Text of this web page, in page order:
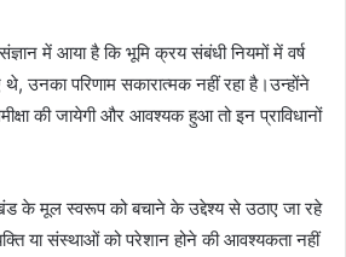
में आया है कि भूमि क्रय संबंधी नियमों में वर्ष
उनका परिणाम सकारात्मक नहीं रहा है।उन्होंने
की जायेगी और आवश्यक हुआ तो इन प्राविधानों
के मूल स्वरूप को बचाने के उद्देश्य से उठाए जा रहे
या संस्थाओं को परेशान होने की आवश्यकता नहीं